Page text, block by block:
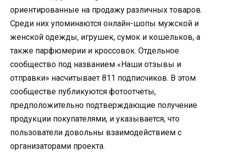
ориентированные на продажу различных товаров.
Среди них упоминаются онлайн-шопы мужской и
женской одежды, игрушек, сумок и кошельков, а
также парфюмерии и кроссовок. Отдельное
сообщество под названием «Наши отзывы и
отправки» насчитывает 811 подписчиков. В этом
сообществе публикуются фотоотчеты,
предположительно подтверждающие получение
продукции покупателями, и указывается, что
пользователи довольны взаимодействием с
организаторами проекта.